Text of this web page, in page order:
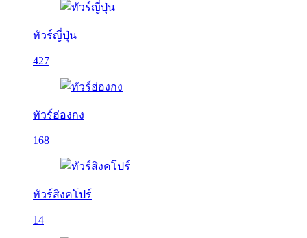
ทัวร์ญี่ปุ่น
427
ทัวร์ฮ่องกง
168
ทัวร์สิงคโปร์
14